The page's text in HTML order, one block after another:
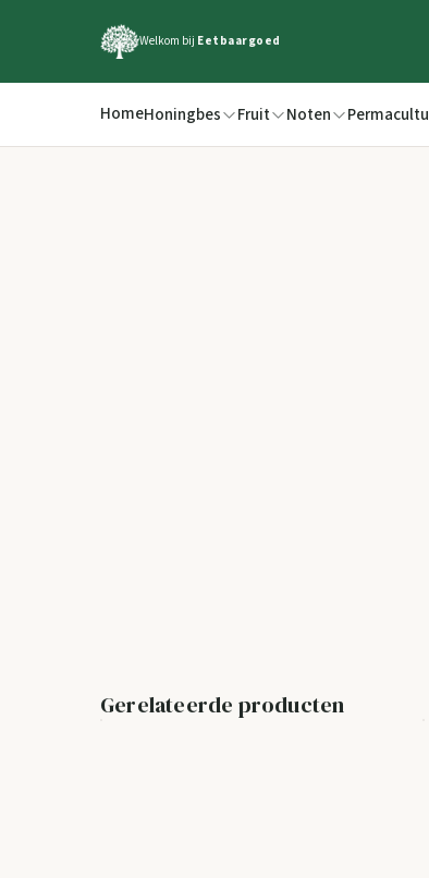
Welkom bij Eetbaargoed
HomeHoningbes Fruit Noten
Gerelateerde producten